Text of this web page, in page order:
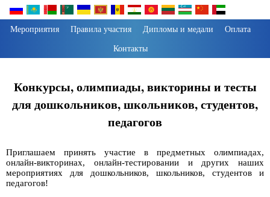
Пропустить
навигацию
Мероприятия Правила участия Дипломы и медали
Оплата
Контакты
Конкурсы, олимпиады, викторины и тесты
для дошкольников, школьников, студентов,
педагогов
Приглашаем принять участие в предметных олимпиадах,
онлайн-викторинах, онлайн-тестировании и других наших
мероприятиях для дошкольников, школьников, студентов и
педагогов!